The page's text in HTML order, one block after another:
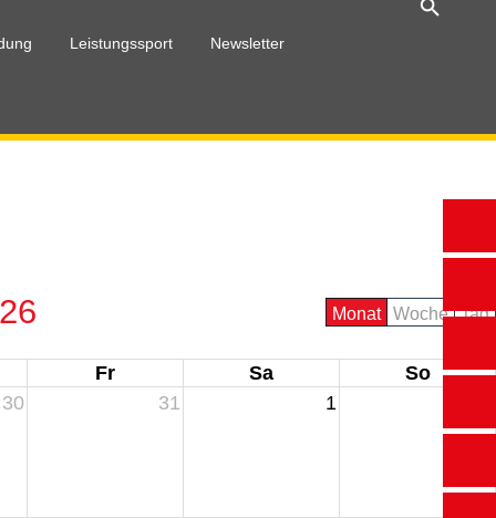
Leistungssport Newsletter
Monat Woche Tag
Fr Sa
So
30 31 1